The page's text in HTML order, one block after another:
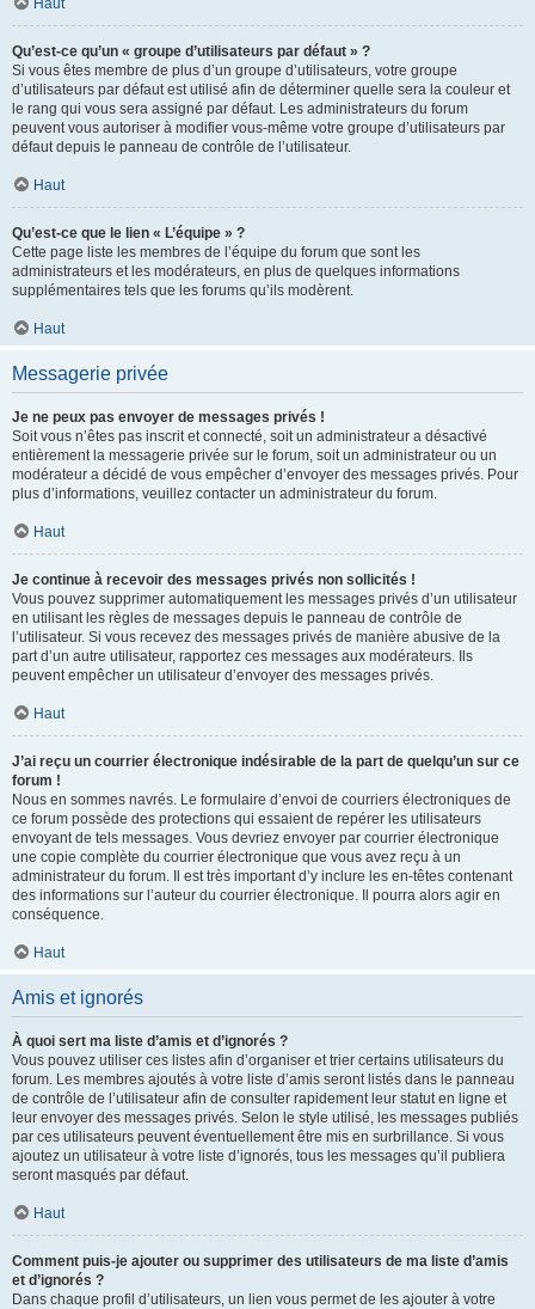
Haut
Qu’est-ce qu’un « groupe d’utilisateurs par défaut » ?
Si vous êtes membre de plus d’un groupe d’utilisateurs, votre groupe
d’utilisateurs par défaut est utilisé afin de déterminer quelle sera la couleur et
le rang qui vous sera assigné par défaut. Les administrateurs du forum
peuvent vous autoriser à modifier vous-même votre groupe d’utilisateurs par
défaut depuis le panneau de contrôle de l’utilisateur.
Haut
Qu’est-ce que le lien « L’équipe » ?
Cette page liste les membres de l’équipe du forum que sont les
administrateurs et les modérateurs, en plus de quelques informations
supplémentaires tels que les forums qu’ils modèrent.
Haut
Messagerie privée
Je ne peux pas envoyer de messages privés !
Soit vous n’êtes pas inscrit et connecté, soit un administrateur a désactivé
entièrement la messagerie privée sur le forum, soit un administrateur ou un
modérateur a décidé de vous empêcher d’envoyer des messages privés. Pour
plus d’informations, veuillez contacter un administrateur du forum.
Haut
Je continue à recevoir des messages privés non sollicités !
Vous pouvez supprimer automatiquement les messages privés d’un utilisateur
en utilisant les règles de messages depuis le panneau de contrôle de
l’utilisateur. Si vous recevez des messages privés de manière abusive de la
part d’un autre utilisateur, rapportez ces messages aux modérateurs. Ils
peuvent empêcher un utilisateur d’envoyer des messages privés.
Haut
J’ai reçu un courrier électronique indésirable de la part de quelqu’un sur ce
forum !
Nous en sommes navrés. Le formulaire d’envoi de courriers électroniques de
ce forum possède des protections qui essaient de repérer les utilisateurs
envoyant de tels messages. Vous devriez envoyer par courrier électronique
une copie complète du courrier électronique que vous avez reçu à un
administrateur du forum. Il est très important d’y inclure les en-têtes contenant
des informations sur l’auteur du courrier électronique. Il pourra alors agir en
conséquence.
Haut
Amis et ignorés
À quoi sert ma liste d’amis et d’ignorés ?
Vous pouvez utiliser ces listes afin d’organiser et trier certains utilisateurs du
forum. Les membres ajoutés à votre liste d’amis seront listés dans le panneau
de contrôle de l’utilisateur afin de consulter rapidement leur statut en ligne et
leur envoyer des messages privés. Selon le style utilisé, les messages publiés
par ces utilisateurs peuvent éventuellement être mis en surbrillance. Si vous
ajoutez un utilisateur à votre liste d’ignorés, tous les messages qu’il publiera
seront masqués par défaut.
Haut
Comment puis-je ajouter ou supprimer des utilisateurs de ma liste d’amis
et d’ignorés ?
Dans chaque profil d’utilisateurs, un lien vous permet de les ajouter à votre